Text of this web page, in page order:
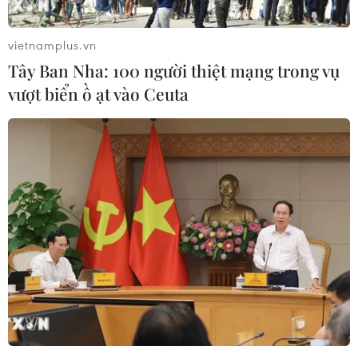
Black Friday: Mỹ "tung" nhiều chiêu thức
mới để thu hút khách hàng
24/11/2017 22:38
Khi mùa mua sắm cuối năm chuẩn bị bước vào ngày
cao điểm Black Friday, các cửa hàng ở Mỹ xoay xở
thêm nhiều chiêu thức mới để thu hút các "tín đồ
shopping" đến xếp hàng mua sắm trực tiếp.
vietnamplus.vn
Tây Ban Nha: 100 người thiệt mạng trong vụ
vượt biển ồ ạt vào Ceuta